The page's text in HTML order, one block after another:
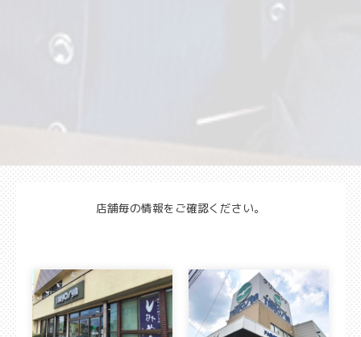
店舗毎の情報をご確認ください。